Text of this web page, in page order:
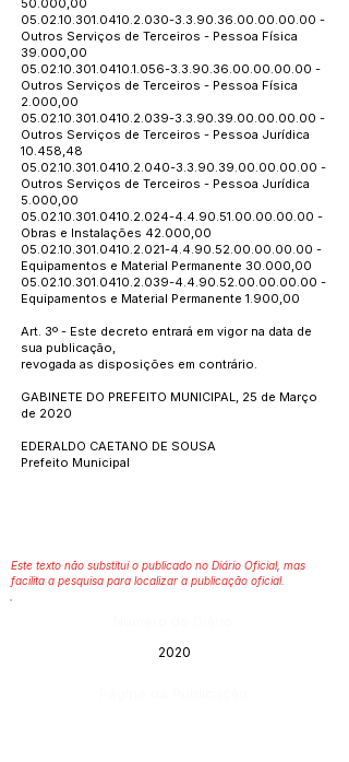
50.000,00
05.02.10.301.0410.2.030-3.3.90.36.00.00.00.00 -
Outros Serviços de Terceiros - Pessoa Física
39.000,00
05.02.10.301.0410.1.056-3.3.90.36.00.00.00.00 -
Outros Serviços de Terceiros - Pessoa Física
2.000,00
05.02.10.301.0410.2.039-3.3.90.39.00.00.00.00 -
Outros Serviços de Terceiros - Pessoa Jurídica
10.458,48
05.02.10.301.0410.2.040-3.3.90.39.00.00.00.00 -
Outros Serviços de Terceiros - Pessoa Jurídica
5.000,00
05.02.10.301.0410.2.024-4.4.90.51.00.00.00.00 -
Obras e Instalações 42.000,00
05.02.10.301.0410.2.021-4.4.90.52.00.00.00.00 -
Equipamentos e Material Permanente 30.000,00
05.02.10.301.0410.2.039-4.4.90.52.00.00.00.00 -
Equipamentos e Material Permanente 1.900,00
Art. 3º - Este decreto entrará em vigor na data de
sua publicação,
revogada as disposições em contrário.
GABINETE DO PREFEITO MUNICIPAL, 25 de Março
de 2020
EDERALDO CAETANO DE SOUSA
Prefeito Municipal
Este texto não substitui o publicado no Diário Oficial, mas
facilita a pesquisa para localizar a publicação oficial.
2020